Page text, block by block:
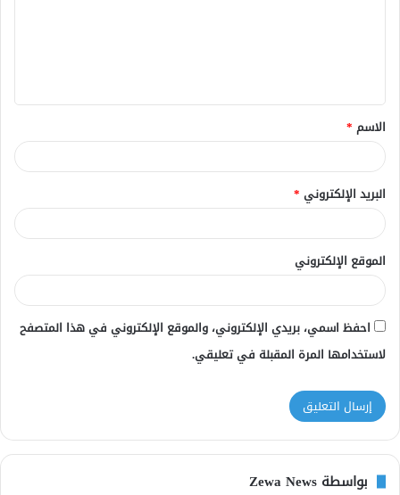
ق
*
الاسم *
البريد الإلكتروني *
الموقع الإلكتروني
احفظ اسمي، بريدي الإلكتروني، والموقع الإلكتروني في هذا المتصفح
لاستخدامها المرة المقبلة في تعليقي.
بواسطة Zewa News